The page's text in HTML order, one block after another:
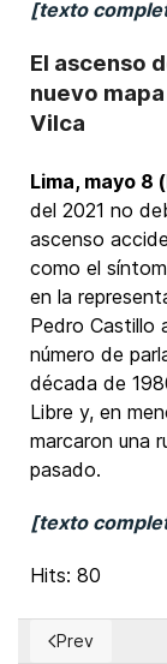
[texto
El ascenso
nuevo
Vilca
Lima, mayo 8
del 2021 no
ascenso
como el
en la
Pedro Castillo
número de
década de
Libre y, en
marcaron una
pasado.
[texto
Hits: 80
Previous
Prev